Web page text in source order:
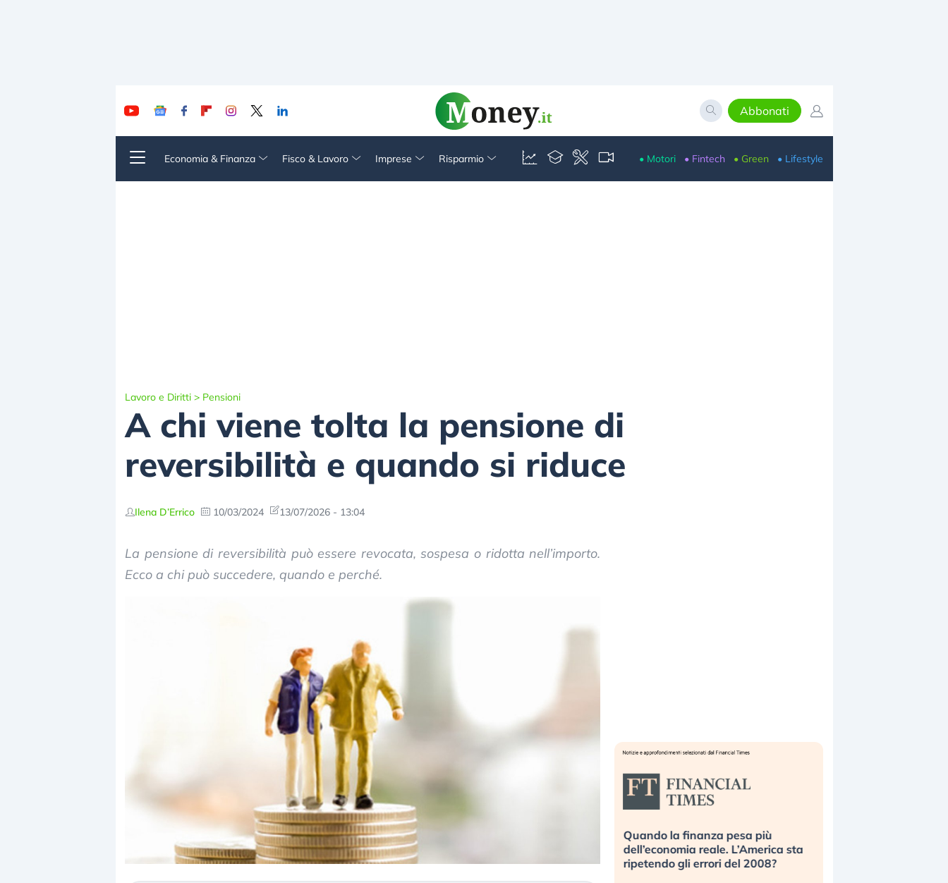
Abbonati
Economia & Finanza Fisco & Lavoro Imprese Risparmio • Motori • Fintech • Green • Lifestyle
Lavoro e Diritti > Pensioni
A chi viene tolta la pensione di
reversibilità e quando si riduce
Ilena D’Errico 10/03/2024 13/07/2026 - 13:04
La pensione di reversibilità può essere revocata, sospesa o ridotta nell’importo.
Ecco a chi può succedere, quando e perché.
Dalle valutazioni estreme alla
correzione. Cosa sta guidando il
repricing degli asset?
«La mia vita è rovinata». Investitori
in preda al panico dopo lo scoppio
della bolla AI
Quando la finanza pesa più
dell’economia reale. L’America sta
ripetendo gli errori del 2008?